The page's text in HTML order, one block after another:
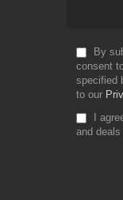
By
consent
specified
to our
I
and